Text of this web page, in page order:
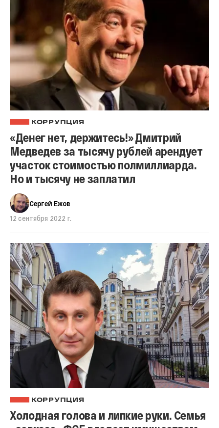
КОРРУПЦИЯ
«Денег нет, держитесь!» Дмитрий
Медведев за тысячу рублей арендует
участок стоимостью полмиллиарда.
Но и тысячу не заплатил
Сергей Ежов
12 сентября 2022 г.
КОРРУПЦИЯ
Холодная голова и липкие руки. Семья